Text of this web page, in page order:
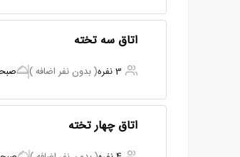
اتاق سه تخته
3 نفره ( بدون نفر اضافه )
اتاق چهار تخته